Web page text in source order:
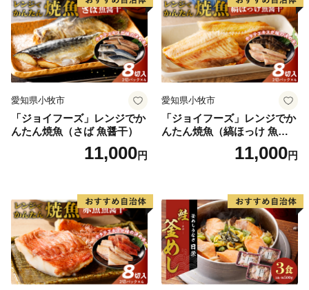
愛知県小牧市
「ジョイフーズ」レンジでか
んたん焼魚（さば 魚醤干）
11,000円
愛知県小牧市
「ジョイフーズ」レンジでか
んたん焼魚（縞ほっけ 魚醤
11,000円